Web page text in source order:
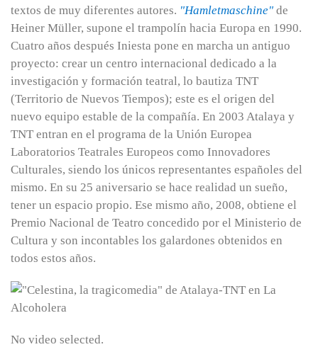
textos de muy diferentes autores. "Hamletmaschine" de
Heiner Müller, supone el trampolín hacia Europa en 1990.
Cuatro años después Iniesta pone en marcha un antiguo
proyecto: crear un centro internacional dedicado a la
investigación y formación teatral, lo bautiza TNT
(Territorio de Nuevos Tiempos); este es el origen del
nuevo equipo estable de la compañía. En 2003 Atalaya y
TNT entran en el programa de la Unión Europea
Laboratorios Teatrales Europeos como Innovadores
Culturales, siendo los únicos representantes españoles del
mismo. En su 25 aniversario se hace realidad un sueño,
tener un espacio propio. Ese mismo año, 2008, obtiene el
Premio Nacional de Teatro concedido por el Ministerio de
Cultura y son incontables los galardones obtenidos en
todos estos años.
No video selected.